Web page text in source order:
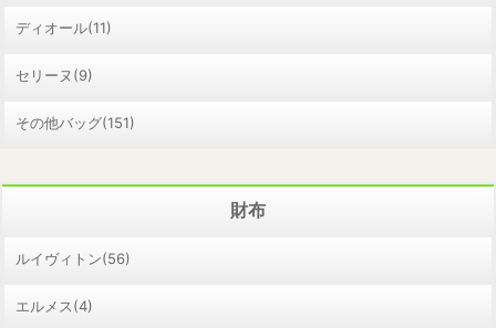
ディオール(11)
セリーヌ(9)
その他バッグ(151)
財布
ルイヴィトン(56)
エルメス(4)